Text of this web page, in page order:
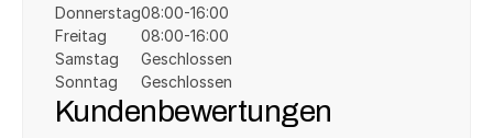
Donnerstag
Freitag
Samstag
Sonntag
08:00-16:00
08:00-16:00
Geschlossen
Geschlossen
Kundenbewertungen